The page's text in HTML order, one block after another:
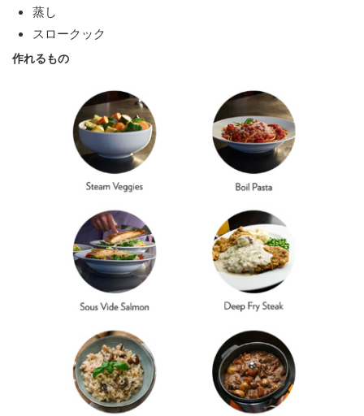
蒸し
スロークック
作れるもの